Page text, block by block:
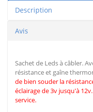
Description
Avis
Sachet de Leds à câbler.
résistance et gaîne
de bien souder la
éclairage de 3v jusqu'à
service.